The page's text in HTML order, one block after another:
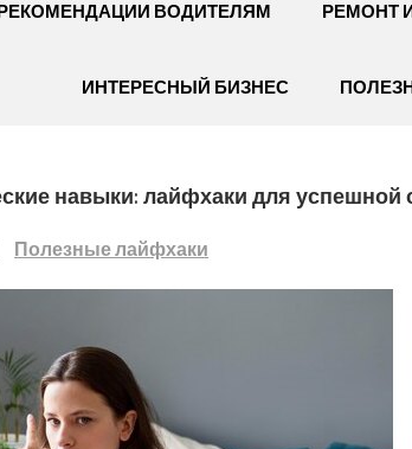
ВОДИТЕЛЯМ РЕМОНТ
ИНТЕРЕСНЫЙ БИЗНЕС
навыки: лайфхаки для успешной
Полезные лайфхаки